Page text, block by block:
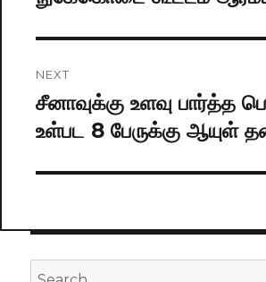
NEXT
Next
post:
சீனாவுக்கு உளவு பார்த்த
உள்பட 8 பேருக்கு
Search